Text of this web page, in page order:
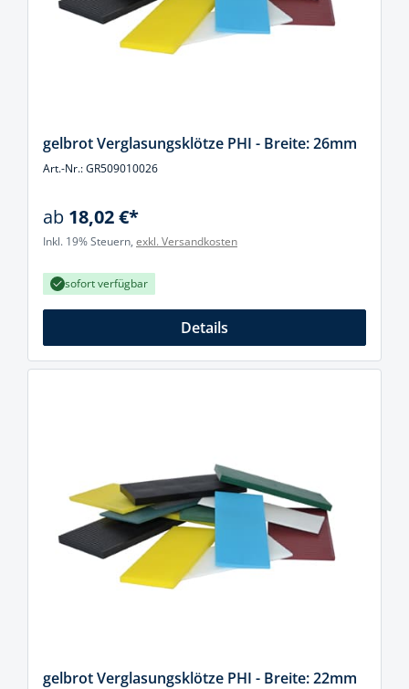
gelbrot Verglasungsklötze PHI - Breite: 26mm
Art.-Nr.: GR509010026
ab 18,02 €*
Inkl. 19% Steuern, exkl. Versandkosten
sofort verfügbar
Details
gelbrot Verglasungsklötze PHI - Breite: 22mm